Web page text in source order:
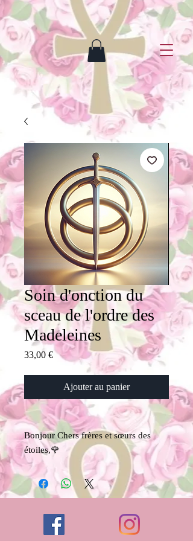
Soin d'onction du
sceau de l'ordre des
Madeleines
33,00 €Prix
Ajouter au panier
Bonjour Chers frères et sœurs des
étoiles,🌹
Nouveauté 2026
Activation du sceau de l'ordre des
L'année 2026 marque l'aube d'une
profonde transformation .